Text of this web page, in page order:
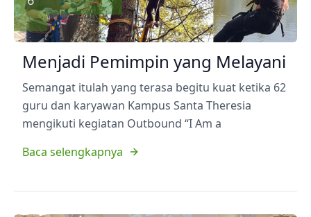
Menjadi Pemimpin yang Melayani
Semangat itulah yang terasa begitu kuat ketika 62
guru dan karyawan Kampus Santa Theresia
mengikuti kegiatan Outbound “I Am a
Baca selengkapnya